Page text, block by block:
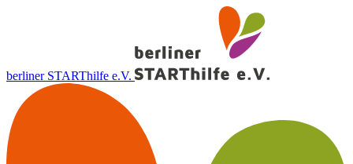
berliner STARThilfe e.V.